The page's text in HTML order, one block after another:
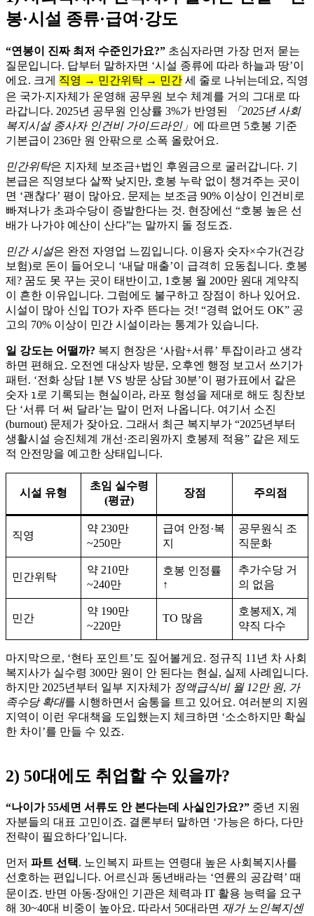
봉·시설 종류·급여·강도
“연봉이 진짜 최저 수준인가요?” 초심자라면 가장 먼저 묻는
질문입니다. 답부터 말하자면 ‘시설 종류에 따라 하늘과 땅’이
에요. 크게 직영 → 민간위탁 → 민간 세 줄로 나뉘는데요, 직영
은 국가‧지자체가 운영해 공무원 보수 체계를 거의 그대로 따
라갑니다. 2025년 공무원 인상률 3%가 반영된
「2025년 사회
복지시설 종사자 인건비 가이드라인」 에 따르면 5호봉 기준
기본급이 236만 원 안팎으로 소폭 올랐어요.
민간위탁은 지자체 보조금+법인 후원금으로 굴러갑니다. 기
본급은 직영보다 살짝 낮지만, 호봉 누락 없이 챙겨주는 곳이
면 ‘괜찮다’ 평이 많아요. 문제는 보조금 90% 이상이 인건비로
빠져나가 초과수당이 증발한다는 것. 현장에선 “호봉 높은 선
배가 나가야 예산이 산다”는 말까지 돌 정도죠.
민간 시설은 완전 자영업 느낌입니다. 이용자 숫자×수가(건강
보험)로 돈이 들어오니 ‘내달 매출’이 급격히 요동칩니다. 호봉
제? 꿈도 못 꾸는 곳이 태반이고, 1호봉 월 200만 원대 계약직
이 흔한 이유입니다. 그럼에도 불구하고 장점이 하나 있어요.
시설이 많아 신입 TO가 자주 뜬다는 것! “경력 없어도 OK” 공
고의 70% 이상이 민간 시설이라는 통계가 있습니다.
일 강도는 어떨까? 복지 현장은 ‘사람+서류’ 투잡이라고 생각
하면 편해요. 오전엔 대상자 방문, 오후엔 행정 보고서 쓰기가
패턴. ‘전화 상담 1분 VS 방문 상담 30분’이 평가표에서 같은
숫자 1 로 기록되는 현실이라, 라포 형성을 제대로 해도 칭찬보
단 ‘서류 더 써 달라’는 말이 먼저 나옵니다. 여기서 소진
(burnout) 문제가 잦아요. 그래서 최근 복지부가 “2025년부터
생활시설 승진체계 개선·조리원까지 호봉제 적용” 같은 제도
적 안전망을 예고한 상태입니다.
시설 유형
초임 실수령
(평균)
장점 주의점
직영
약 230만
~250만
급여 안정·복
지
공무원식 조
직문화
민간위탁
약 210만
~240만
호봉 인정률
↑
추가수당 거
의 없음
민간
약 190만
~220만
TO 많음
호봉제X, 계
약직 다수
마지막으로, ‘현타 포인트’도 짚어볼게요. 정규직 11년 차 사회
복지사가 실수령 300만 원이 안 된다는 현실, 실제 사례입니다.
하지만 2025년부터 일부 지자체가 정액급식비 월 12만 원, 가
족수당 확대를 시행하면서 숨통을 트고 있어요. 여러분의 지원
지역이 이런 우대책을 도입했는지 체크하면 ‘소소하지만 확실
한 차이’를 만들 수 있죠.
2) 50대에도 취업할 수 있을까?
“나이가 55세면 서류도 안 본다는데 사실인가요?” 중년 지원
자분들의 대표 고민이죠. 결론부터 말하면 ‘가능은 하다, 다만
전략이 필요하다’입니다.
먼저 파트 선택. 노인복지 파트는 연령대 높은 사회복지사를
선호하는 편입니다. 어르신과 동년배라는 ‘연륜의 공감력’ 때
문이죠. 반면 아동‧장애인 기관은 체력과 IT 활용 능력을 요구
해 30~40대 비중이 높아요. 따라서 50대라면 재가 노인복지센